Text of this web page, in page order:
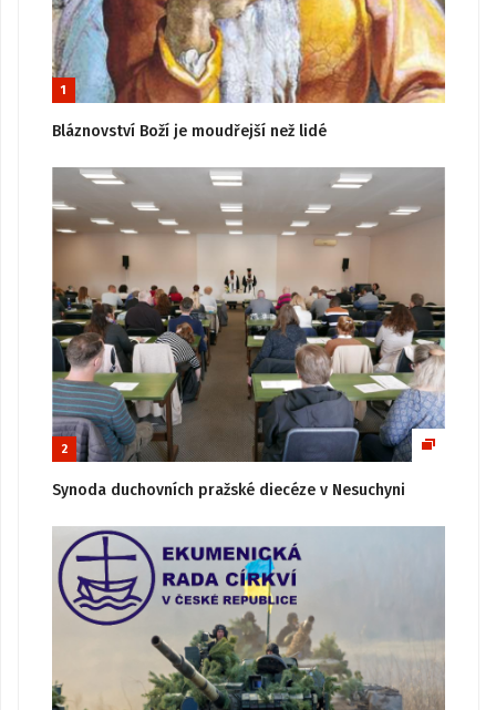
1
Bláznovství Boží je moudřejší než lidé
2
Synoda duchovních pražské diecéze v Nesuchyni